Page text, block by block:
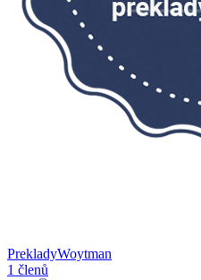
PrekladyWoytman
1 členů